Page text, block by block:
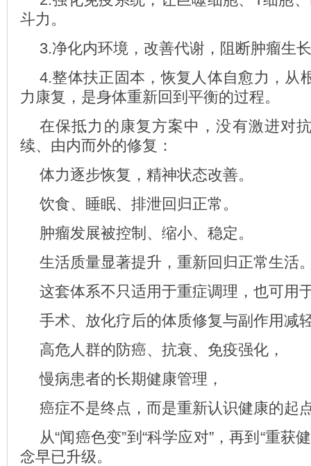
斗力。
3.净化内环境，改善代谢，阻断肿瘤生
4.整体扶正固本，恢复人体自愈力，从
力康复，是身体重新回到平衡的过程。
在保抵力的康复方案中，没有激进对
续、由内而外的修复：
体力逐步恢复，精神状态改善。
饮食、睡眠、排泄回归正常。
肿瘤发展被控制、缩小、稳定。
生活质量显著提升，重新回归正常生活
这套体系不只适用于重症调理，也可用
手术、放化疗后的体质修复与副作用减
高危人群的防癌、抗衰、免疫强化，
慢病患者的长期健康管理，
癌症不是终点，而是重新认识健康的起
从“闻癌色变”到“科学应对”，再到“重获
念早已升级。